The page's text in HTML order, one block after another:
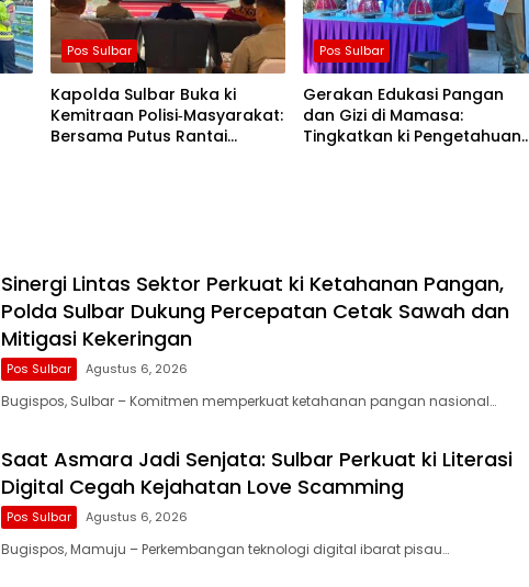
Pos Sulbar
Kapolda Sulbar Buka ki
Kemitraan Polisi‑Masyarakat:
Bersama Putus Rantai
Pos Sulbar
Gerakan Edukasi Pangan
dan Gizi di Mamasa:
Tingkatkan ki Pengetahuan
Sinergi Lintas Sektor Perkuat ki Ketahanan Pangan,
Polda Sulbar Dukung Percepatan Cetak Sawah dan
Mitigasi Kekeringan
Pos Sulbar Agustus 6, 2026
Bugispos, Sulbar – Komitmen memperkuat ketahanan pangan nasional…
Saat Asmara Jadi Senjata: Sulbar Perkuat ki Literasi
Digital Cegah Kejahatan Love Scamming
Pos Sulbar Agustus 6, 2026
Bugispos, Mamuju – Perkembangan teknologi digital ibarat pisau…